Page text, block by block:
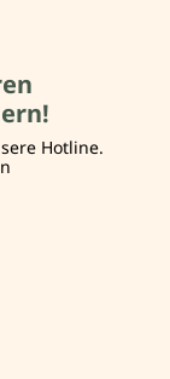
Hotline.